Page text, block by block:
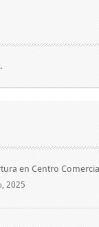
.
en Centro
2025